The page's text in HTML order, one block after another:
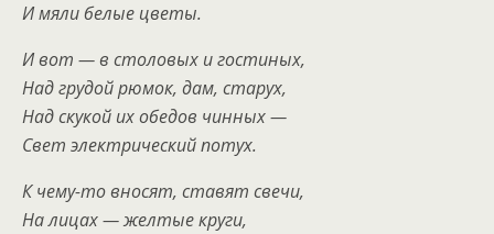
И мяли белые цветы.
И вот — в столовых и гостиных,
Над грудой рюмок, дам, старух,
Над скукой их обедов чинных —
Свет электрический потух.
К чему-то вносят, ставят свечи,
На лицах — желтые круги,